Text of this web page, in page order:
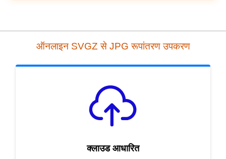
ऑनलाइन SVGZ से JPG रूपांतरण उपकरण
क्लाउड आधारित